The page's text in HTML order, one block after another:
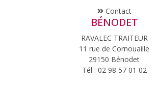
Contact
BÉNODET
RAVALEC TRAITEUR
11 rue de Cornouaille
29150 Bénodet
Tél : 02 98 57 01 02